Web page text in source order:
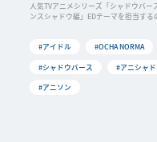
人気TVアニメシリーズ「シャドウバー
ンスシャドウ編」EDテーマを担当する
ラクターの声も...
#アイドル
#OCHA NORMA
#シャドウバース
#アニシャド
#アニソン